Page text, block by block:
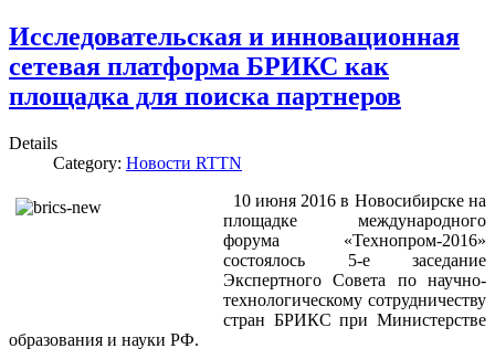
Исследовательская и инновационная
сетевая платформа БРИКС как
площадка для поиска партнеров
Details
Category: Новости RTTN
10 июня 2016 в Новосибирске на
площадке международного
форума «Технопром-2016»
состоялось 5-е заседание
Экспертного Совета по научно-
технологическому сотрудничеству
стран БРИКС при Министерстве
образования и науки РФ.